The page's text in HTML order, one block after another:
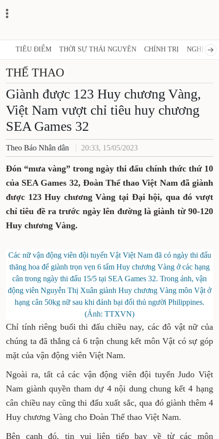
TIÊU ĐIỂM THỜI SỰ THÁI NGUYÊN CHÍNH TRỊ NGHỊ
THỂ THAO
Giành được 123 Huy chương
Vàng, Việt Nam vượt chỉ tiêu
huy chương SEA Games 32
Theo Báo Nhân dân 20:33, 15/05/2023
Đón “mưa vàng” trong ngày thi đấu chính
thức thứ 10 của SEA Games 32, Đoàn Thể
thao Việt Nam đã giành được 123 Huy
chương Vàng tại Đại hội, qua đó vượt chỉ
tiêu đề ra trước ngày lên đường là giành từ
Các nữ vận động viên đội tuyển Vật Việt Nam đã có
ngày thi đấu thăng hoa để giành trọn vẹn 6 tấm Huy
chương Vàng ở các hạng cân trong ngày thi đấu 15/5
tại SEA Games 32. Trong ảnh, vận động viên Nguyễn
Thị Xuân giành Huy chương Vàng môn Vật ở hạng cân
50kg nữ sau khi đánh bại đối thủ người Philippines.
(Ảnh: TTXVN)
Chỉ tính riêng buổi thi đấu chiều nay, các đô vật
môn Vật có sự góp mặt của vận động viên Việt
Nam.
Ngoài ra, tất cả các vận động viên đội tuyển